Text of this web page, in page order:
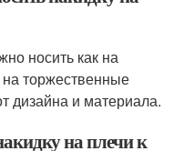
носить как на
торжественные
дизайна и материала.
на плечи к